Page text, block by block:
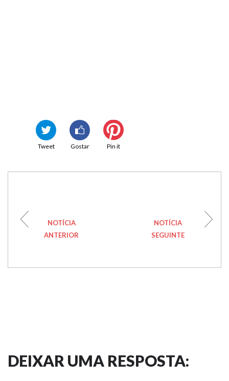
Tweet Gostar Pin it
NOTÍCIA
ANTERIOR
NOTÍCIA
SEGUINTE
DEIXAR UMA RESPOSTA: